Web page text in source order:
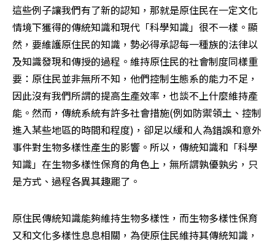
這些例子讓我們有了新的認知，那就是原住民在一定文化
情境下獲得的傳統知識和現代「科學知識」很不一樣。顯
然，要維護原住民的知識，勢必得承認每一種族的法律以
及知識發現和傳授的過程。維持原住民的社會制度同樣重
要：原住民並非無所不知，他們控制生態系的能力不足，
因此沒有我們所謂的提高生產效率，也談不上什麼維持產
能。然而，傳統系統有許多社會措施(例如防禦領土、控制
進入某些地區的時間和程度)，卻足以緩和人為錯誤和意外
事件對生物多樣性產生的影響。所以，傳統知識和「科學
知識」在生物多樣性保育的角色上，無所謂孰優孰劣，只
是方式、過程各異其趣罷了。
原住民傳統知識能夠維持生物多樣性，而生物多樣性保育
又和文化多樣性息息相關，為使原住民維持其傳統知識，